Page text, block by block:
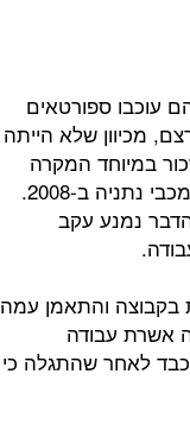
עוכבו ספורטאים
מכיוון שלא הייתה
במיוחד המקרה
של המאמן הגרמני לותר מתיאוס, אגדת הכדורגל שהגיעה לאמן את מכבי נתניה ב-2008.
נמנע עקב
בקבוצה והתאמן עמה
אשרת עבודה
לאחר שהתגלה כי